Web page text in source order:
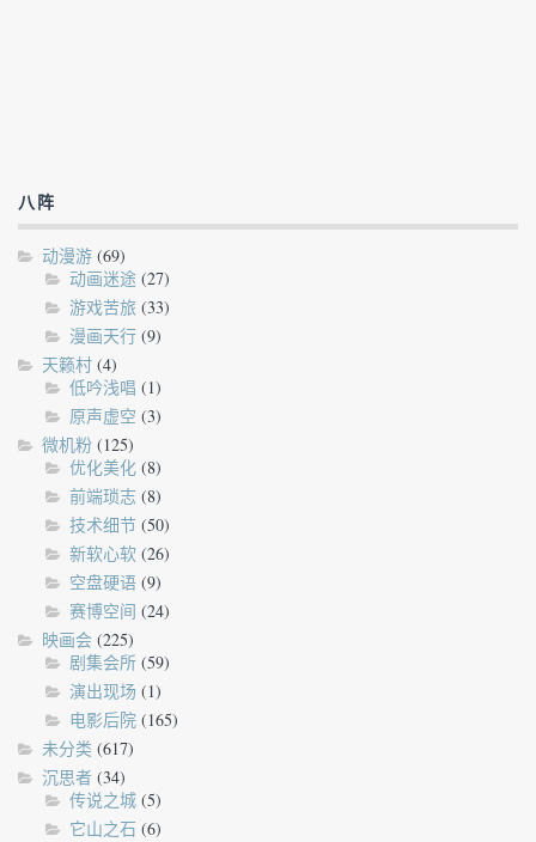
八阵
动漫游 (69)
动画迷途 (27)
游戏苦旅 (33)
漫画天行 (9)
天籁村 (4)
低吟浅唱 (1)
原声虚空 (3)
微机粉 (125)
优化美化 (8)
前端琐志 (8)
技术细节 (50)
新软心软 (26)
空盘硬语 (9)
赛博空间 (24)
映画会 (225)
剧集会所 (59)
演出现场 (1)
电影后院 (165)
未分类 (617)
沉思者 (34)
传说之城 (5)
它山之石 (6)